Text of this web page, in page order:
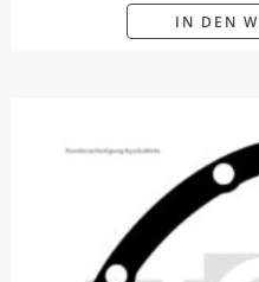
IN DEN